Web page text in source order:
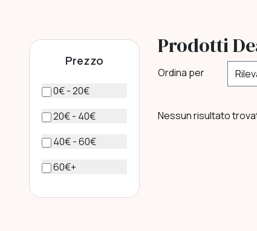
Prezzo
0€ - 20€
20€ - 40€
40€ - 60€
60€+
Prodotti
Ordina per
Nessun risultato